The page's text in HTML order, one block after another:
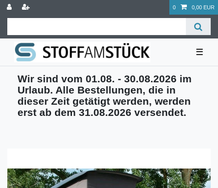
0 0,00 EUR
☰
Wir sind vom 01.08. - 30.08.2026 im
Urlaub. Alle Bestellungen, die in
dieser Zeit getätigt werden, werden
erst ab dem 31.08.2026 versendet.